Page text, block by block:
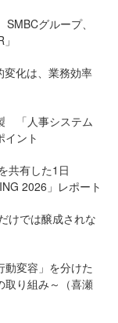
グループ、
変化は、業務効率
「人事システム
イント
共有した1日
2026」レポート
けでは醸成されな
動変容」を分けた
取り組み～（喜瀬